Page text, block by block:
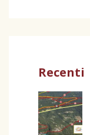
Recenti